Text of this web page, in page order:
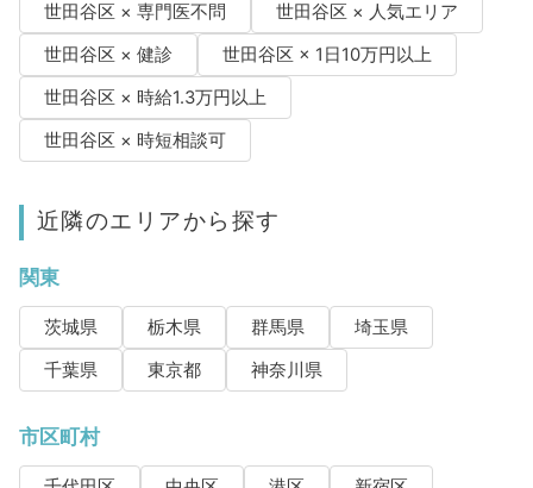
世田谷区 × 専門医不問
世田谷区 × 人気エリア
世田谷区 × 健診
世田谷区 × 1日10万円以上
世田谷区 × 時給1.3万円以上
世田谷区 × 時短相談可
近隣のエリアから探す
関東
茨城県 栃木県 群馬県
埼玉県
千葉県
東京都 神奈川県
市区町村